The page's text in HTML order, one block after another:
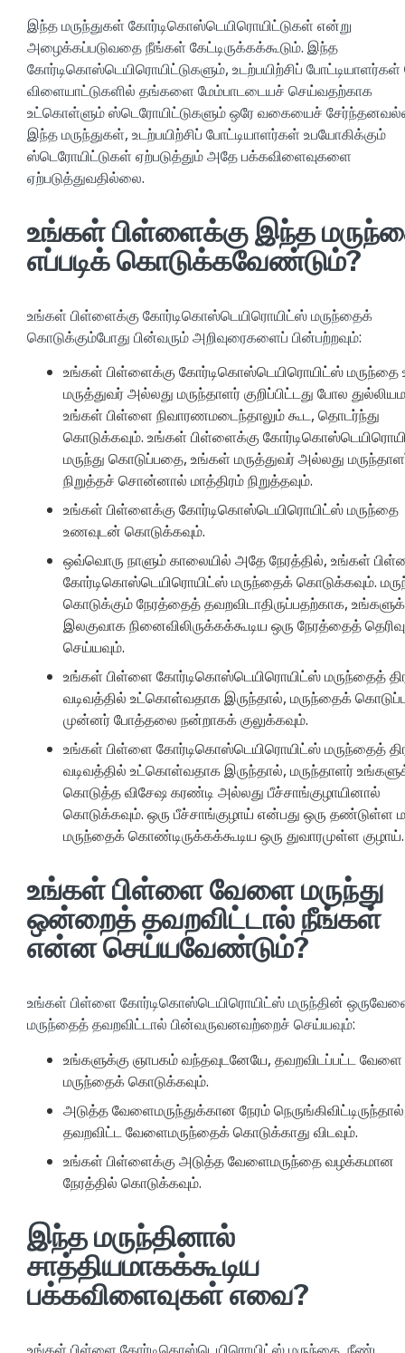
இந்த மருந்துகள் கோர்டிகொஸ்டெயிரொயிட்டுகள் என்று
அழைக்கப்படுவதை நீங்கள் கேட்டிருக்கக்கூடும். இந்த
கோர்டிகொஸ்டெயிரொயிட்டுகளும், உடற்பயிற்சிப் போட்டியாளர்கள்
விளையாட்டுகளில் தங்களை மேம்பாடடையச் செய்வதற்காக
உட்கொள்ளும் ஸ்டெரோயிட்டுகளும் ஒரே வகையைச்
இந்த மருந்துகள், உடற்பயிற்சிப் போட்டியாளர்கள் உபயோகிக்கும்
ஸ்டெரோயிட்டுகள் ஏற்படுத்தும் அதே பக்கவிளைவுகளை
ஏற்படுத்துவதில்லை.
உங்கள் பிள்ளைக்கு இந்த
எப்படிக் கொடுக்கவேண்டும்?
உங்கள் பிள்ளைக்கு கோர்டிகொஸ்டெயிரொயிட்ஸ் மருந்தைக்
கொடுக்கும்போது பின்வரும் அறிவுரைகளைப் பின்பற்றவும்:
உங்கள் பிள்ளைக்கு கோர்டிகொஸ்டெயிரொயிட்ஸ்
மருத்துவர் அல்லது மருந்தாளர் குறிப்பிட்டது போல
உங்கள் பிள்ளை நிவாரணமடைந்தாலும் கூட, தொடர்ந்து
கொடுக்கவும். உங்கள் பிள்ளைக்கு
மருந்து கொடுப்பதை, உங்கள் மருத்துவர் அல்லது
நிறுத்தச் சொன்னால் மாத்திரம் நிறுத்தவும்.
உங்கள் பிள்ளைக்கு கோர்டிகொஸ்டெயிரொயிட்ஸ் மருந்தை
உணவுடன் கொடுக்கவும்.
ஒவ்வொரு நாளும் காலையில் அதே நேரத்தில், உங்கள்
கோர்டிகொஸ்டெயிரொயிட்ஸ் மருந்தைக் கொடுக்கவும்.
கொடுக்கும் நேரத்தைத் தவறவிடாதிருப்பதற்காக,
இலகுவாக நினைவிலிருக்கக்கூடிய ஒரு நேரத்தைத் தெரிவு
செய்யவும்.
உங்கள் பிள்ளை கோர்டிகொஸ்டெயிரொயிட்ஸ் மருந்தைத்
வடிவத்தில் உட்கொள்வதாக இருந்தால், மருந்தைக்
முன்னர் போத்தலை நன்றாகக் குலுக்கவும்.
உங்கள் பிள்ளை கோர்டிகொஸ்டெயிரொயிட்ஸ் மருந்தைத்
வடிவத்தில் உட்கொள்வதாக இருந்தால், மருந்தாளர்
கொடுத்த விசேஷ கரண்டி அல்லது பீச்சாங்குழாயினால்
கொடுக்கவும். ஒரு பீச்சாங்குழாய் என்பது ஒரு தண்டுள்ள
மருந்தைக் கொண்டிருக்கக்கூடிய ஒரு துவாரமுள்ள குழாய்.
உங்கள் பிள்ளை வேளை மருந்து
ஒன்றைத் தவறவிட்டால் நீங்கள்
என்ன செய்யவேண்டும்?
உங்கள் பிள்ளை கோர்டிகொஸ்டெயிரொயிட்ஸ் மருந்தின்
மருந்தைத் தவறவிட்டால் பின்வருவனவற்றைச் செய்யவும்:
உங்களுக்கு ஞாபகம் வந்தவுடனேயே, தவறவிடப்பட்ட வேளை
மருந்தைக் கொடுக்கவும்.
அடுத்த வேளைமருந்துக்கான நேரம்
தவறவிட்ட வேளைமருந்தைக் கொடுக்காது விடவும்.
உங்கள் பிள்ளைக்கு அடுத்த வேளைமருந்தை வழக்கமான
நேரத்தில் கொடுக்கவும்.
இந்த மருந்தினால்
சாத்தியமாகக்கூடிய
பக்கவிளைவுகள் எவை?
உங்கள் பிள்ளை கோர்டிகொஸ்டெயிரொயிட்ஸ் மருந்தை, நீண்ட